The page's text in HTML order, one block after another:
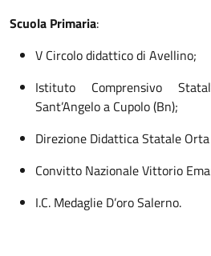
Scuola Primaria:
V Circolo didattico di Avellino;
Istituto Comprensivo
Sant’Angelo a Cupolo (Bn);
Direzione Didattica Statale
Convitto Nazionale Vittorio
I.C. Medaglie D’oro Salerno.